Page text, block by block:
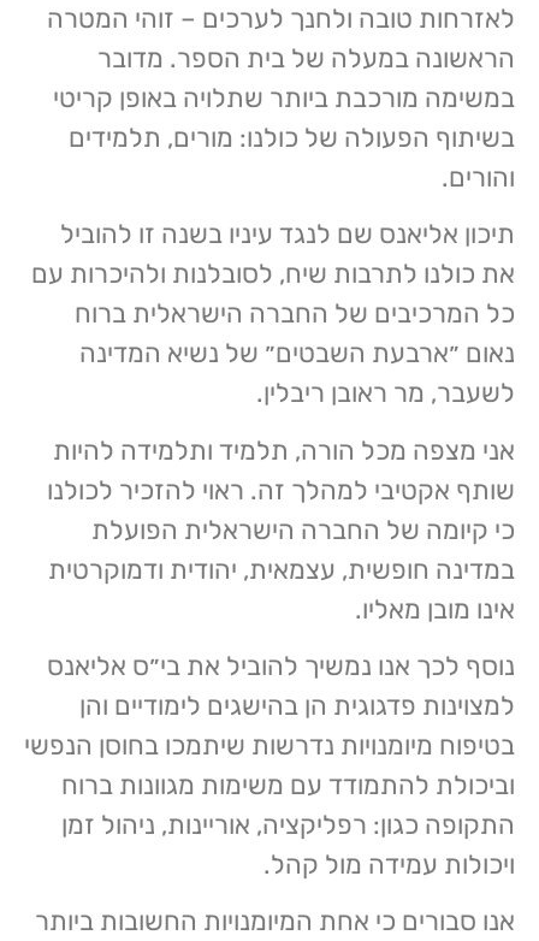
לאזרחות טובה ולחנך לערכים – זוהי המטרה
הראשונה במעלה של בית הספר. מדובר
במשימה מורכבת ביותר שתלויה באופן קריטי
בשיתוף הפעולה של כולנו: מורים, תלמידים
והורים.
תיכון אליאנס שם לנגד עיניו בשנה זו להוביל
את כולנו לתרבות שיח, לסובלנות ולהיכרות עם
כל המרכיבים של החברה הישראלית ברוח
נאום ״ארבעת השבטים״ של נשיא המדינה
לשעבר, מר ראובן ריבלין.
אני מצפה מכל הורה, תלמיד ותלמידה להיות
שותף אקטיבי למהלך זה. ראוי להזכיר לכולנו
כי קיומה של החברה הישראלית הפועלת
במדינה חופשית, עצמאית, יהודית ודמוקרטית
אינו מובן מאליו.
נוסף לכך אנו נמשיך להוביל את בי״ס אליאנס
למצוינות פדגוגית הן בהישגים לימודיים והן
בטיפוח מיומנויות נדרשות שיתמכו בחוסן הנפשי
וביכולת להתמודד עם משימות מגוונות ברוח
התקופה כגון: רפליקציה, אוריינות, ניהול זמן
ויכולות עמידה מול קהל.
אנו סבורים כי אחת המיומנויות החשובות ביותר